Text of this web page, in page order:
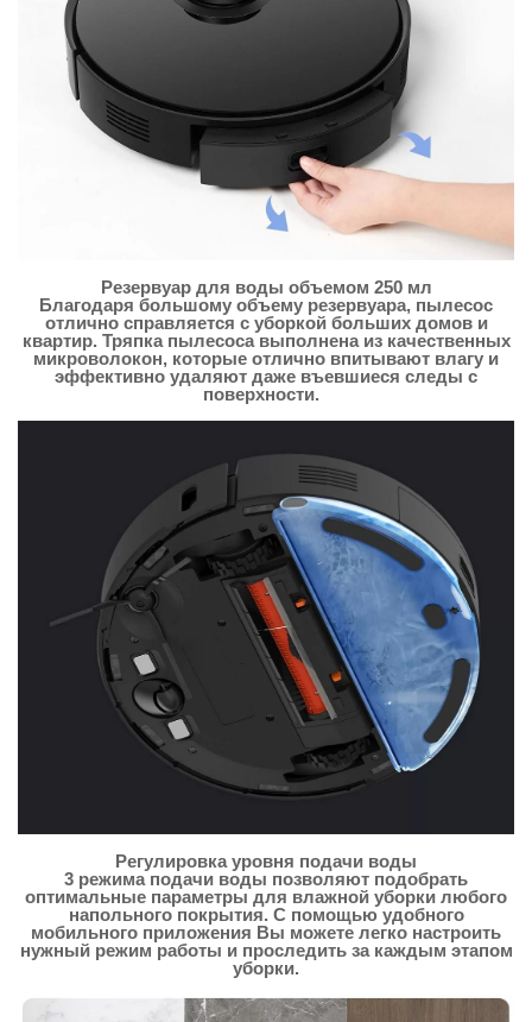
Резервуар для воды объемом 250 мл
Благодаря большому объему резервуара, пылесос
отлично справляется с уборкой больших домов и
квартир. Тряпка пылесоса выполнена из качественных
микроволокон, которые отлично впитывают влагу и
эффективно удаляют даже въевшиеся следы с
поверхности.
Регулировка уровня подачи воды
3 режима подачи воды позволяют подобрать
оптимальные параметры для влажной уборки любого
напольного покрытия. С помощью удобного
мобильного приложения Вы можете легко настроить
нужный режим работы и проследить за каждым этапом
уборки.